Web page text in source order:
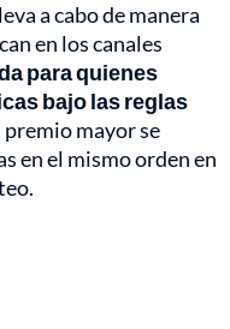
a cabo de manera
en los canales
para quienes
bajo las reglas
premio mayor se
en el mismo orden en